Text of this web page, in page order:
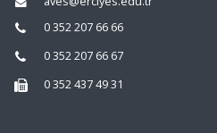
0 352 207 66 66
0 352 207 66 67
0 352 437 49 31